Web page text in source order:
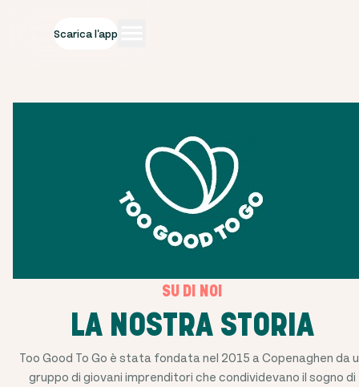
Scarica l'app
SU DI NOI
LA NOSTRA STORIA
Too Good To Go è stata fondata nel 2015 a Copenaghen da
gruppo di giovani imprenditori che condividevano il sogno di